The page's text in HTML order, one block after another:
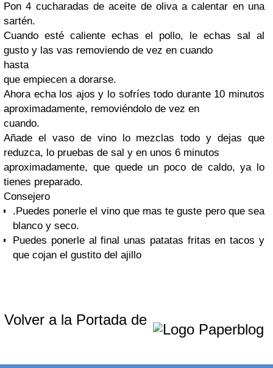
Pon 4 cucharadas de aceite de oliva a calentar en una
sartén.
Cuando esté caliente echas el pollo, le echas sal al
gusto y las vas removiendo de vez en cuando
hasta
que empiecen a dorarse.
Ahora echa los ajos y lo sofríes todo durante 10 minutos
aproximadamente, removiéndolo de vez en
cuando.
Añade el vaso de vino lo mezclas todo y dejas que
reduzca, lo pruebas de sal y en unos 6 minutos
aproximadamente, que quede un poco de caldo, ya lo
tienes preparado.
Consejero
.Puedes ponerle el vino que mas te guste pero que sea
blanco y seco.
Puedes ponerle al final unas patatas fritas en tacos y
que cojan el gustito del ajillo
Volver a la Portada de